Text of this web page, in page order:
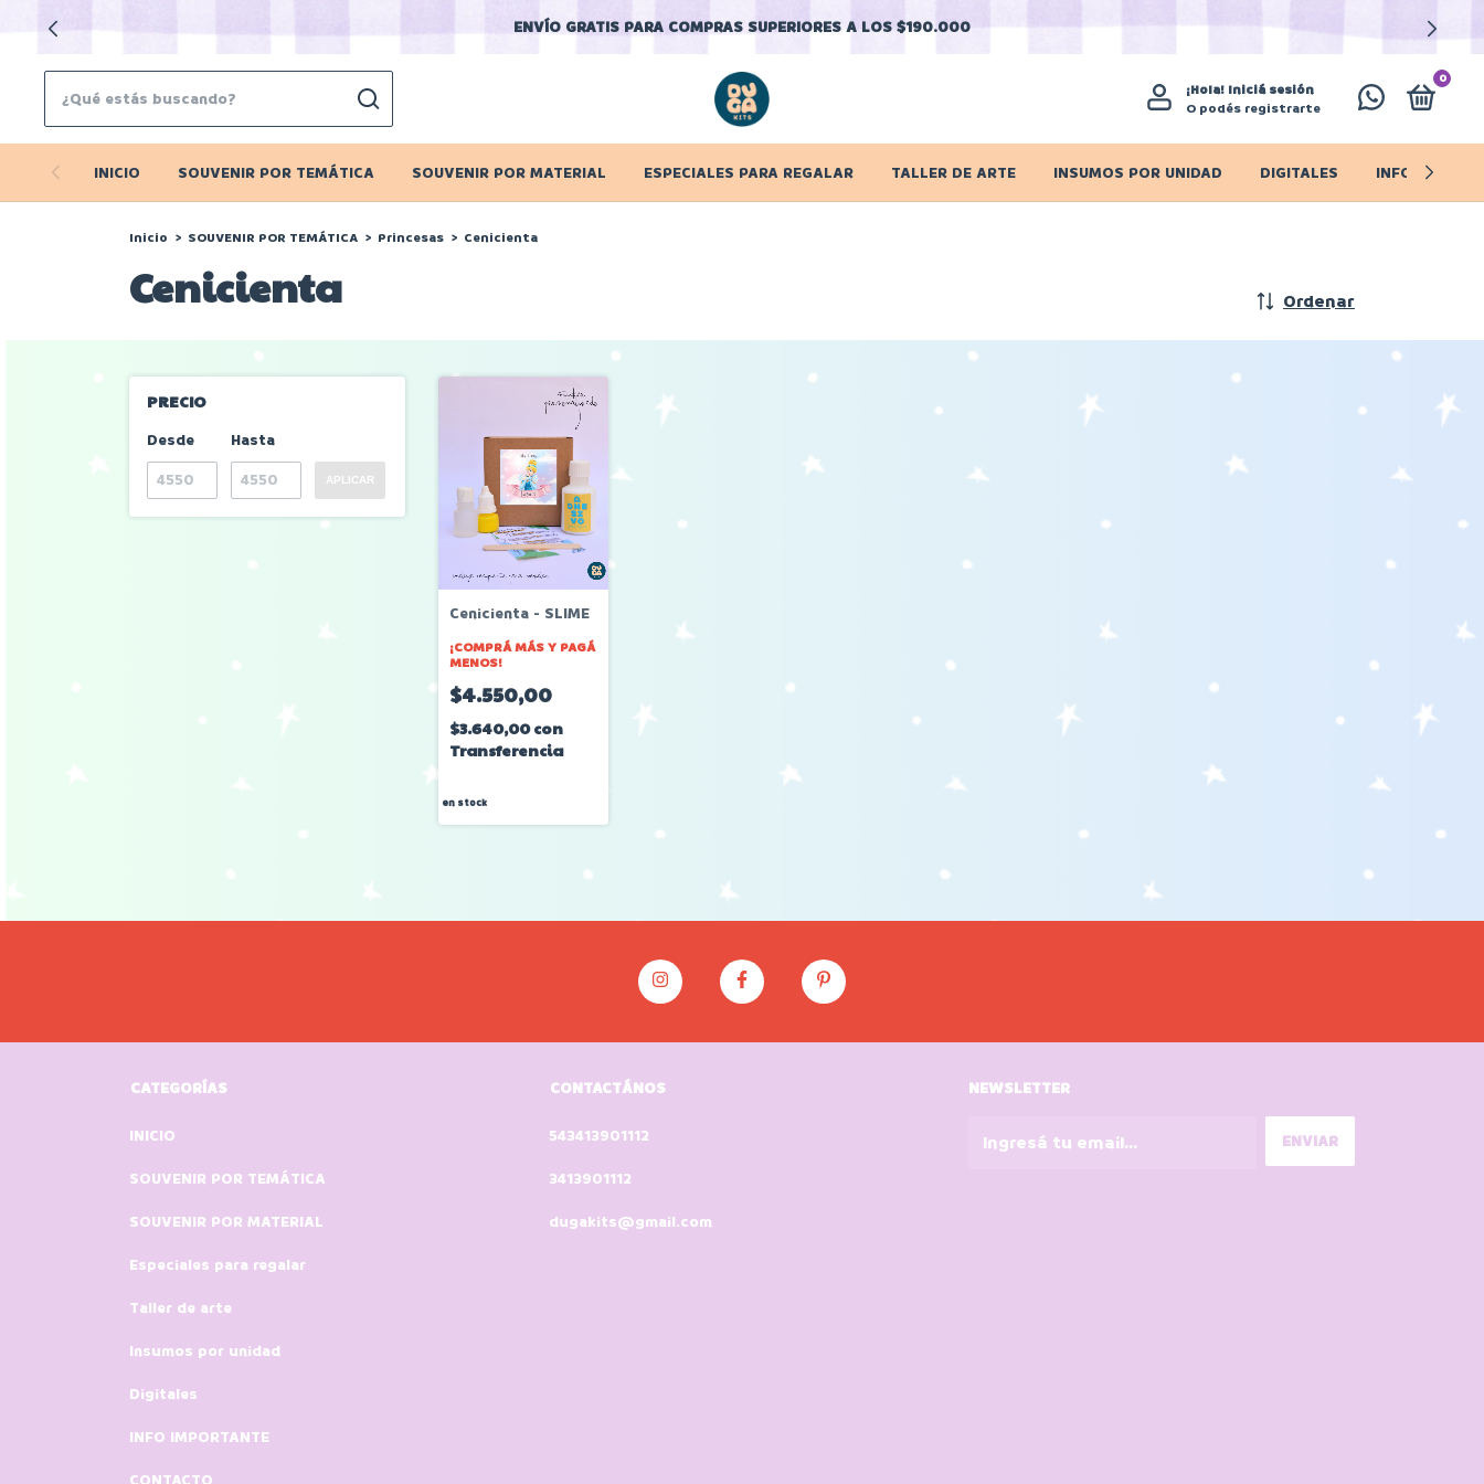
ENVÍO GRATIS PARA COMPRAS SUPERIORES A LOS $190.000
¡Hola! Iniciá sesión
O podés registrarte
0
INICIO SOUVENIR POR TEMÁTICA SOUVENIR POR MATERIAL ESPECIALES PARA REGALAR TALLER DE ARTE INSUMOS POR UNIDAD DIGITALES INFO
Inicio > SOUVENIR POR TEMÁTICA > Princesas > Cenicienta
Cenicienta Ordenar
PRECIO
Desde Hasta
APLICAR
Cenicienta - SLIME
¡COMPRÁ MÁS Y PAGÁ
MENOS!
$4.550,00
$3.640,00con
Transferencia
en stock
CATEGORÍAS
INICIO
SOUVENIR POR TEMÁTICA
SOUVENIR POR MATERIAL
Especiales para regalar
Taller de arte
Insumos por unidad
Digitales
INFO IMPORTANTE
CONTACTO
CONTACTÁNOS
543413901112
3413901112
dugakits@gmail.com
NEWSLETTER